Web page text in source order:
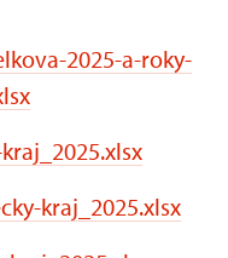
2025-a-roky-
kraj_2025.xlsx